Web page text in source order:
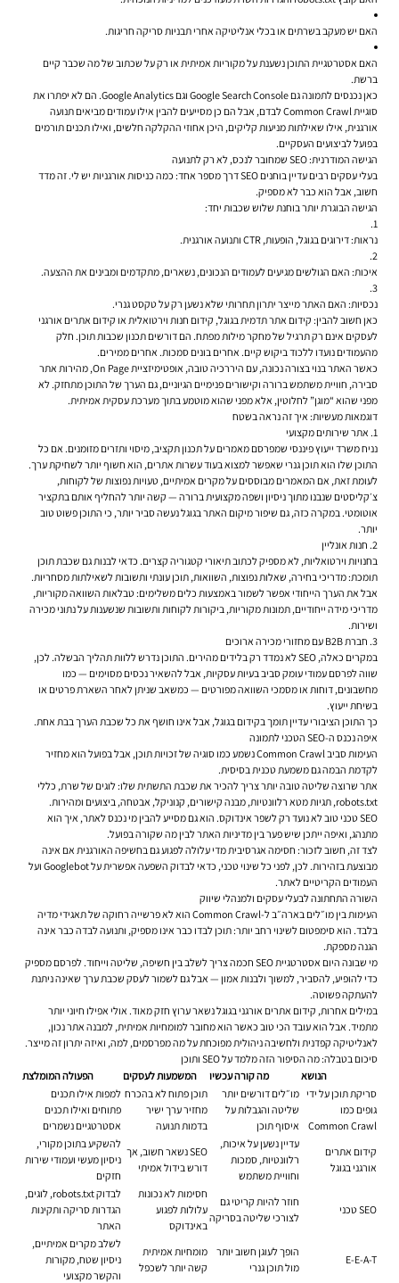
האם יש מעקב בשרתים או בכלי אנליטיקה אחרי תבניות סריקה חריגות.
האם אסטרטגיית התוכן נשענת על מקוריות אמיתית או רק על שכתוב של מה שכבר קיים
ברשת.
כאן נכנסים לתמונה גם Google Search Console וגם Google Analytics. הם לא יפתרו את
סוגיית Common Crawl לבדם, אבל הם כן מסייעים להבין אילו עמודים מביאים תנועה
אורגנית, אילו שאילתות מניעות קליקים, היכן אחוזי ההקלקה חלשים, ואילו תכנים תורמים
בפועל לביצועים העסקיים.
הגישה המודרנית: SEO שמחובר לנכס, לא רק לתנועה
בעלי עסקים רבים עדיין בוחנים SEO דרך מספר אחד: כמה כניסות אורגניות יש לי. זה מדד
חשוב, אבל הוא כבר לא מספיק.
הגישה הבוגרת יותר בוחנת שלוש שכבות יחד:
נראות: דירוגים בגוגל, הופעות, CTR ותנועה אורגנית.
איכות: האם הגולשים מגיעים לעמודים הנכונים, נשארים, מתקדמים ומבינים את ההצעה.
נכסיות: האם האתר מייצר יתרון תחרותי שלא נשען רק על טקסט גנרי.
כאן חשוב להבין: קידום אתר תדמית בגוגל, קידום חנות וירטואלית או קידום אתרים אורגני
לעסקים אינם רק תרגיל של מחקר מילות מפתח. הם דורשים תכנון שכבות תוכן. חלק
מהעמודים נועדו ללכוד ביקוש קיים. אחרים בונים סמכות. אחרים ממירים.
כאשר האתר בנוי בצורה נכונה, עם היררכיה טובה, אופטימיזציית On Page, מהירות אתר
סבירה, חוויית משתמש ברורה וקישורים פנימיים הגיוניים, גם הערך של התוכן מתחזק. לא
מפני שהוא “מוגן” לחלוטין, אלא מפני שהוא מוטמע בתוך מערכת עסקית אמיתית.
דוגמאות מעשיות: איך זה נראה בשטח
1. אתר שירותים מקצועי
נניח משרד ייעוץ פיננסי שמפרסם מאמרים על תכנון תקציב, מיסוי ותזרים מזומנים. אם כל
התוכן שלו הוא תוכן גנרי שאפשר למצוא בעוד עשרות אתרים, הוא חשוף יותר לשחיקת ערך.
לעומת זאת, אם המאמרים מבוססים על מקרים אמיתיים, טעויות נפוצות של לקוחות,
צ׳קליסטים שנבנו מתוך ניסיון ושפה מקצועית ברורה — קשה יותר להחליף אותם בתקציר
אוטומטי. במקרה כזה, גם שיפור מיקום האתר בגוגל נעשה סביר יותר, כי התוכן פשוט טוב
יותר.
2. חנות אונליין
בחנויות וירטואליות, לא מספיק לכתוב תיאורי קטגוריה קצרים. כדאי לבנות גם שכבת תוכן
תומכת: מדריכי בחירה, שאלות נפוצות, השוואות, תוכן עונתי ותשובות לשאילתות מסחריות.
אבל את הערך הייחודי אפשר לשמור באמצעות כלים משלימים: טבלאות השוואה מקוריות,
מדריכי מידה ייחודיים, תמונות מקוריות, ביקורות לקוחות ותשובות שנשענות על נתוני מכירה
ושירות.
3. חברת B2B עם מחזורי מכירה ארוכים
במקרים כאלה, SEO לא נמדד רק בלידים מהירים. התוכן נדרש ללוות תהליך הבשלה. לכן,
שווה לפרסם עמודי עומק סביב בעיות עסקיות, אבל להשאיר נכסים מסוימים — כמו
מחשבונים, דוחות או מסמכי השוואה מפורטים — כמשאב שניתן לאחר השארת פרטים או
בשיחת ייעוץ.
כך התוכן הציבורי עדיין תומך בקידום בגוגל, אבל אינו חושף את כל שכבת הערך בבת אחת.
איפה נכנס ה-SEO הטכני לתמונה
העימות סביב Common Crawl נשמע כמו סוגיה של זכויות תוכן, אבל בפועל הוא מחזיר
לקדמת הבמה גם משמעת טכנית בסיסית.
אתר שרוצה שליטה טובה יותר צריך להכיר את שכבת התשתית שלו: לוגים של שרת, כללי
robots.txt, תגיות מטא רלוונטיות, מבנה קישורים, קנוניקל, אבטחה, ביצועים ומהירות.
SEO טכני טוב לא נועד רק לשפר אינדוקס. הוא גם מסייע להבין מי נכנס לאתר, איך הוא
מתנהג, ואיפה ייתכן שיש פער בין מדיניות האתר לבין מה שקורה בפועל.
לצד זה, חשוב לזכור: חסימה אגרסיבית מדי עלולה לפגוע גם בחשיפה האורגנית אם אינה
מבוצעת בזהירות. לכן, לפני כל שינוי טכני, כדאי לבדוק השפעה אפשרית על Googlebot ועל
העמודים הקריטיים לאתר.
השורה התחתונה לבעלי עסקים ולמנהלי שיווק
העימות בין מו״לים בארה״ב ל-Common Crawl הוא לא פרשייה רחוקה של תאגידי מדיה
בלבד. הוא סימפטום לשינוי רחב יותר: תוכן לבדו כבר אינו מספיק, ותנועה לבדה כבר אינה
הגנה מספקת.
מי שבונה היום אסטרטגיית SEO חכמה צריך לשלב בין חשיפה, שליטה וייחוד. לפרסם מספיק
כדי להופיע, להסביר, למשוך ולבנות אמון — אבל גם לשמור לעסק שכבת ערך שאינה ניתנת
להעתקה פשוטה.
במילים אחרות, קידום אתרים אורגני בגוגל נשאר ערוץ חזק מאוד. אולי אפילו חיוני יותר
מתמיד. אבל הוא עובד הכי טוב כאשר הוא מחובר למומחיות אמיתית, למבנה אתר נכון,
לאנליטיקה קפדנית ולחשיבה ניהולית מפוכחת על מה מפרסמים, למה, ואיזה יתרון זה מייצר.
סיכום בטבלה: מה הסיפור הזה מלמד על SEO ותוכן
הנושא
מה קורה עכשיו המשמעות לעסקים
הפעולה המומלצת
סריקת תוכן על ידי
גופים כמו
Common Crawl
מו״לים דורשים יותר
שליטה והגבלות על
איסוף תוכן
תוכן פתוח לא בהכרח
מחזיר ערך ישיר
בדמות תנועה
למפות אילו תכנים
פתוחים ואילו תכנים
אסטרטגיים נשמרים
קידום אתרים
אורגני בגוגל
עדיין נשען על איכות,
רלוונטיות, סמכות
וחוויית משתמש
SEO נשאר חשוב, אך
דורש בידול אמיתי
להשקיע בתוכן מקורי,
ניסיון מעשי ועמודי שירות
חזקים
SEO טכני
חוזר להיות קריטי גם
לצורכי שליטה בסריקה
חסימות לא נכונות
עלולות לפגוע
באינדוקס
לבדוק robots.txt, לוגים,
הגדרות סריקה ותקינות
האתר
E-E-A-T
הופך לעוגן חשוב יותר
מול תוכן גנרי
מומחיות אמיתית
קשה יותר לשכפל
לשלב מקרים אמיתיים,
ניסיון שטח, מקורות
והקשר מקצועי